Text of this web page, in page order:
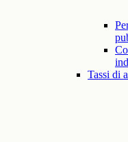
Tassi di